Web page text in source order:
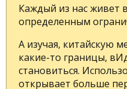
Каждый из нас живет
определенным
А изучая, китайскую
какие-то границы,
становиться.
открывает больше